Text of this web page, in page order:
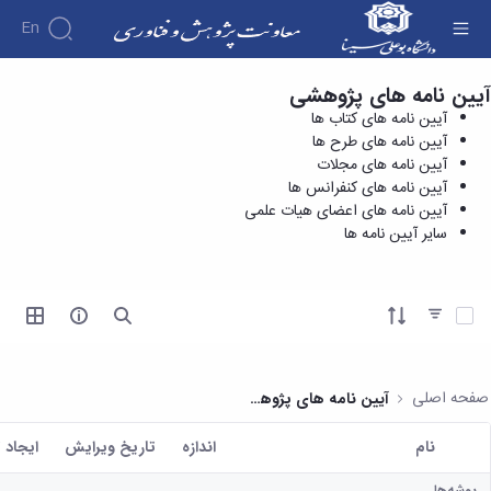
En
درباره
معاونت
درباره
معرفی
معاون
اهداف
و
قبلی
امور
پژوهشی
رئیس
کتابخانه
پژوهش
پژوهش
هفته
پژوهش
و
ها
های
تحقیقاتی
فناوری و
کارآفرینی
مدیریت
کارگروه‌ها
مدیریت‌ها
امور
پژوهشی
و
مرکز
اسناد
دفتر
کاربرگ
فرم
ها
آیین
های
آیین نامه های طرح ها - معاونت پژوهش و فناوری
آیین نامه های پژوهشی
آیین نامه های کتاب ها
آیین نامه های طرح ها
آیین نامه های مجلات
آیین نامه های کنفرانس ها
آیین نامه های اعضای هیات علمی
سایر آیین نامه ها
آیتم ها را انتخاب کنید
صفحه اصلی آیین نامه های پژوهشی
کاربر انتخاب شده
نام اندازه تاریخ ویرایش